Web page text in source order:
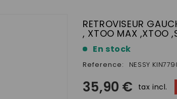
RETROVISEUR
, XTOO MAX ,XTOO
En stock
Reference: NESSY
35,90 € tax incl.